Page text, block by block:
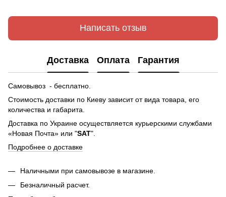
Написать отзыв
Доставка Оплата Гарантия
Самовывоз - бесплатно.
Стоимость доставки по Киеву зависит от вида товара, его
количества и габарита.
Доставка по Украине осуществляется курьерскими службами
«Новая Почта» или "SAT".
Подробнее о доставке
Наличными при самовывозе в магазине.
Безналичный расчет.